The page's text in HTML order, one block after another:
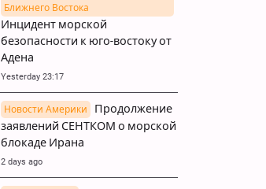
Ближнего Востока
Инцидент морской
безопасности к юго-востоку от
Адена
Yesterday 23:17
Новости Америки
Продолжение
заявлений СЕНТКОМ о морской
блокаде Ирана
2 days ago